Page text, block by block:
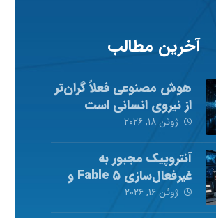
آخرین مطالب
هوش مصنوعی فعلاً گران‌تر
از نیروی انسانی است
ژوئن ۱۸, ۲۰۲۶
آنتروپیک مجبور به
غیرفعال‌سازی Fable ۵ و
Mythos ۵ شد
ژوئن ۱۶, ۲۰۲۶